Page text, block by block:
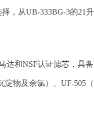
，从UB-333BG-3的21
和NSF认证滤芯，具
物及余氯）、UF-